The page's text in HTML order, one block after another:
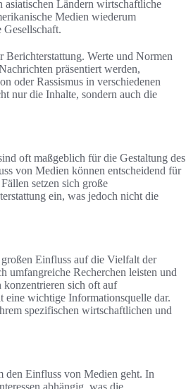
Ländern wirtschaftliche
Medien wiederum
Berichterstattung. Werte und Normen
präsentiert werden,
oder Rassismus in verschiedenen
nur die Inhalte, sondern auch die
oft maßgeblich für die Gestaltung des
von Medien können entscheidend für
setzen sich große
ein, was jedoch nicht die
Einfluss auf die Vielfalt der
umfangreiche Recherchen leisten und
konzentrieren sich oft auf
eine wichtige Informationsquelle dar.
spezifischen wirtschaftlichen und
den Einfluss von Medien geht. In
abhängig, was die